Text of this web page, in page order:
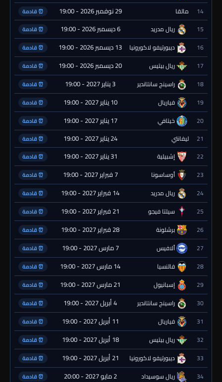
14 مالقا 29 نوفمبر 2026 - 19:00 ⏰ قادمة
15 ريال مدريد 6 ديسمبر 2026 - 19:00 ⏰ قادمة
16 ديبورتيفو لاكورونيا 13 ديسمبر 2026 - 19:00 ⏰ قادمة
17 ريال بيتيس 20 ديسمبر 2026 - 19:00 ⏰ قادمة
18 راسينج سانتاندير 3 يناير 2027 - 19:00 ⏰ قادمة
19 فياريال 10 يناير 2027 - 19:00 ⏰ قادمة
20 خيتافي 17 يناير 2027 - 19:00 ⏰ قادمة
21 ليفانتي 24 يناير 2027 - 19:00 ⏰ قادمة
22 إشبيلية 31 يناير 2027 - 19:00 ⏰ قادمة
23 أوساسونا 7 فبراير 2027 - 19:00 ⏰ قادمة
24 ريال مدريد 14 فبراير 2027 - 19:00 ⏰ قادمة
25 سيلتا فيجو 21 فبراير 2027 - 19:00 ⏰ قادمة
26 برشلونة 28 فبراير 2027 - 19:00 ⏰ قادمة
27 ألافيس 7 مارس 2027 - 19:00 ⏰ قادمة
28 فالنسيا 14 مارس 2027 - 19:00 ⏰ قادمة
29 إسبانيول 21 مارس 2027 - 19:00 ⏰ قادمة
30 راسينج سانتاندير 4 أبريل 2027 - 19:00 ⏰ قادمة
31 فياريال 11 أبريل 2027 - 19:00 ⏰ قادمة
32 ريال بيتيس 18 أبريل 2027 - 19:00 ⏰ قادمة
33 ديبورتيفو لاكورونيا 21 أبريل 2027 - 19:00 ⏰ قادمة
34 ريال سوسيداد 2 مايو 2027 - 20:00 ⏰ قادمة